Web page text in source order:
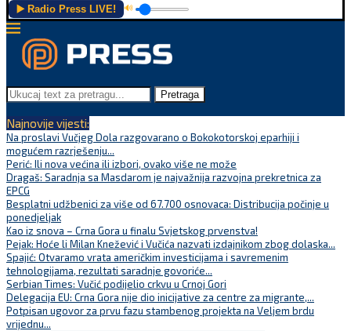
▶️ Radio Press LIVE! 🔊
Pretraga
Najnovije vijesti:
Na proslavi Vučjeg Dola razgovarano o Bokokotorskoj eparhiji i
mogućem razrješenju...
Perić: Ili nova većina ili izbori, ovako više ne može
Dragaš: Saradnja sa Masdarom je najvažnija razvojna prekretnica za
EPCG
Besplatni udžbenici za više od 67.700 osnovaca: Distribucija počinje u
ponedjeljak
Kao iz snova – Crna Gora u finalu Svjetskog prvenstva!
Pejak: Hoće li Milan Knežević i Vučića nazvati izdajnikom zbog dolaska...
Spajić: Otvaramo vrata američkim investicijama i savremenim
tehnologijama, rezultati saradnje govoriće...
Serbian Times: Vučić podijelio crkvu u Crnoj Gori
Delegacija EU: Crna Gora nije dio inicijative za centre za migrante,...
Potpisan ugovor za prvu fazu stambenog projekta na Veljem brdu
vrijednu...